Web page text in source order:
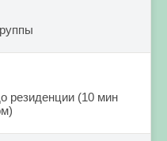
резиденции (10 мин